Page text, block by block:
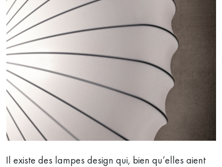
Il existe des lampes design qui, bien qu’elles aient